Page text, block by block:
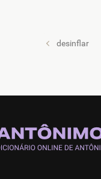
desinflar